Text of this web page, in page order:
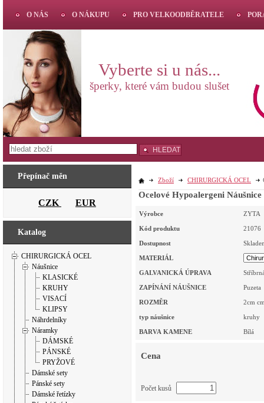
Přepínač měn
CZK EUR
Katalog
CHIRURGICKÁ OCEL
Náušnice
KLASICKÉ
KRUHY
VISACÍ
KLIPSY
Náhrdelníky
Náramky
DÁMSKÉ
PÁNSKÉ
PRYŽOVÉ
Dámské sety
Pánské sety
Dámské řetízky
Zboží CHIRURGICKÁ OCEL
Ocelové
Výrobce ZYTA
Kód produktu 21076
Dostupnost
MATERIÁL
GALVANICKÁ ÚPRAVA
ZAPÍNÁNÍ NÁUŠNICE Puzeta
ROZMĚR 2cm
typ náušnice kruhy
BARVA KAMENE Bílá
Cena
Počet kusů
O NÁS O NÁKUPU PRO VELKOODBĚRATELE
Vyberte si u nás...
šperky, které vám budou slušet
HLEDAT